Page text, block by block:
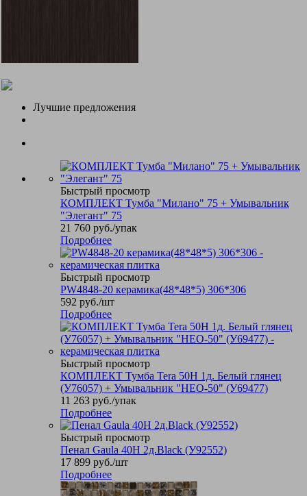
Лучшие предложения
Быстрый просмотр
КОМПЛЕКТ Тумба "Милано" 75 + Умывальник
"Элегант" 75
21 760 руб./упак
Подробнее
Быстрый просмотр
PW4848-20 керамика(48*48*5) 306*306
592 руб./шт
Подробнее
Быстрый просмотр
КОМПЛЕКТ Тумба Tera 50Н 1д. Белый глянец
(У76057) + Умывальник "НЕО-50" (У69477)
11 263 руб./упак
Подробнее
Быстрый просмотр
Пенал Gaula 40Н 2д.Black (У92552)
17 899 руб./шт
Подробнее